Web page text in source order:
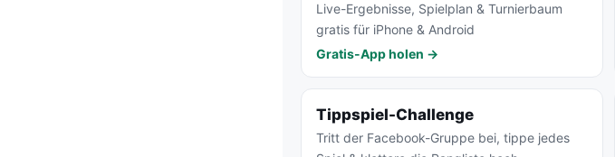
Live-Ergebnisse, Spielplan & Turnierbaum
gratis für iPhone & Android
Gratis-App holen →
Tippspiel-Challenge
Tritt der Facebook-Gruppe bei, tippe jedes